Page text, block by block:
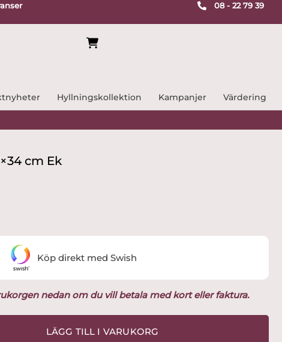
08 - 22 79 39
Hyllningskollektion Kampanjer Värdering
cm Ek
nedan om du vill betala med kort eller faktura.
LÄGG TILL I VARUKORG
Köp direkt med Swish